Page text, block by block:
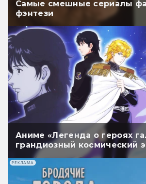
Самые смешные сериалы
фэнтези
Аниме «Легенда о героях
грандиозный космический
РЕКЛАМА